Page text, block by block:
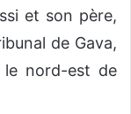
et son père,
de Gava,
le nord-est de